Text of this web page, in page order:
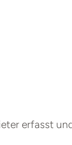
erfasst